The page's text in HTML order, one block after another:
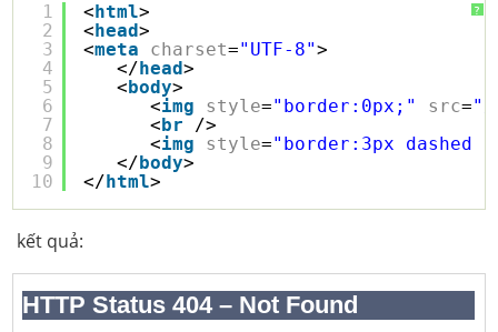
?
1
2
3
4
5
6
7
8
9
10
<html>
<head>
<meta charset="UTF-8">
</head>
<body>
<img style="border:0px;" src="/
<br
/>
<img style="border:3px dashed
</body>
</html>
kết quả: